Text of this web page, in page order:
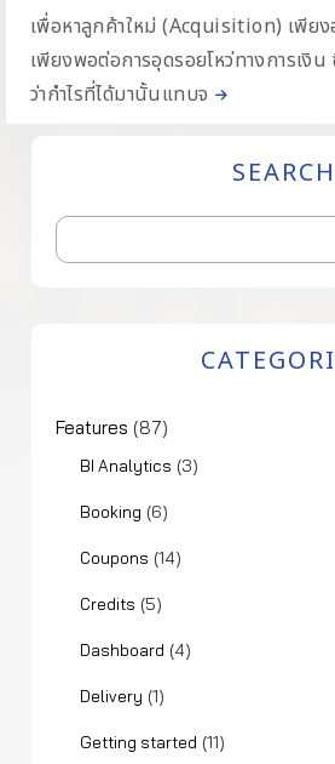
เพื่อหาลูกค้าใหม่ (Acquisition) เพียง
เพียงพอต่อการอุดรอยโหว่ทางการเงิ
ว่ากำไรที่ได้มานั้นแทบจ
SEARCH
Features (87)
BI Analytics (3)
Booking (6)
Coupons (14)
Credits (5)
Dashboard (4)
Delivery (1)
Getting started (11)